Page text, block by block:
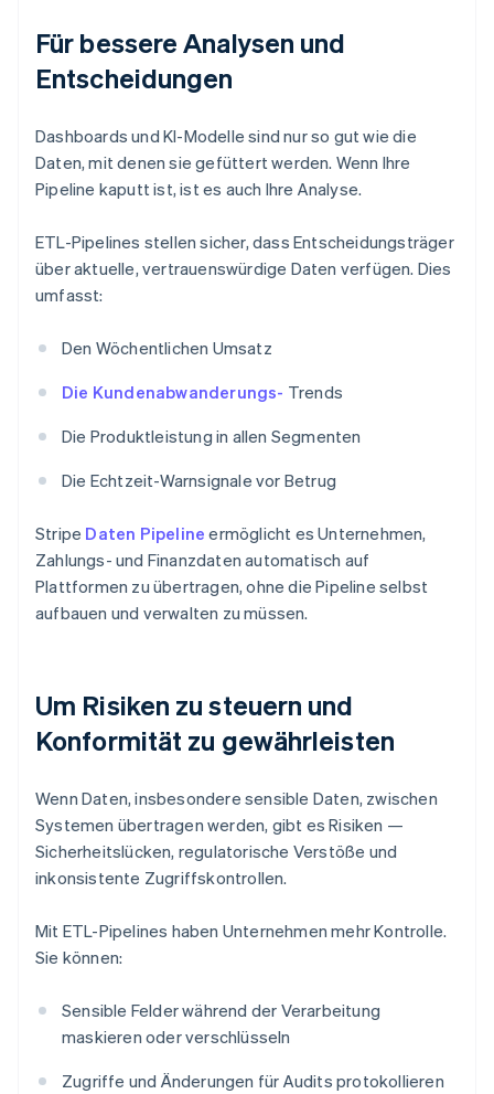
Für bessere Analysen und
Entscheidungen
Dashboards und KI-Modelle sind nur so gut wie die
Daten, mit denen sie gefüttert werden. Wenn Ihre
Pipeline kaputt ist, ist es auch Ihre Analyse.
ETL-Pipelines stellen sicher, dass Entscheidungsträger
über aktuelle, vertrauenswürdige Daten verfügen. Dies
umfasst:
Den Wöchentlichen Umsatz
Die Kundenabwanderungs- Trends
Die Produktleistung in allen Segmenten
Die Echtzeit-Warnsignale vor Betrug
Stripe Daten Pipeline ermöglicht es Unternehmen,
Zahlungs- und Finanzdaten automatisch auf
Plattformen zu übertragen, ohne die Pipeline selbst
aufbauen und verwalten zu müssen.
Um Risiken zu steuern und
Konformität zu gewährleisten
Wenn Daten, insbesondere sensible Daten, zwischen
Systemen übertragen werden, gibt es Risiken —
Sicherheitslücken, regulatorische Verstöße und
inkonsistente Zugriffskontrollen.
Mit ETL-Pipelines haben Unternehmen mehr Kontrolle.
Sie können:
Sensible Felder während der Verarbeitung
maskieren oder verschlüsseln
Zugriffe und Änderungen für Audits protokollieren